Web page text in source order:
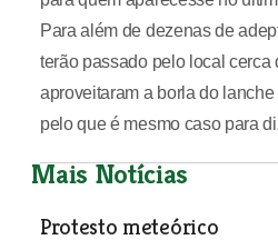
Para além de dezenas de
terão passado pelo local cerca
aproveitaram a borla do
pelo que é mesmo caso para
Mais Notícias
Protesto meteórico